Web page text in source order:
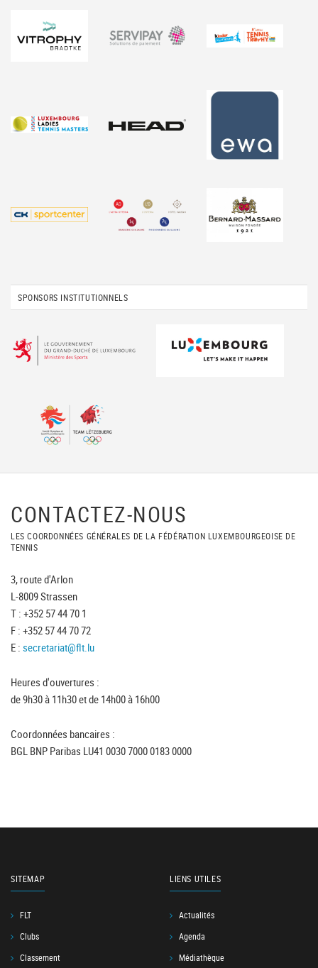
SPONSORS INSTITUTIONNELS
CONTACTEZ-NOUS
LES COORDONNÉES GÉNÉRALES DE LA FÉDÉRATION LUXEMBOURGEOISE DE
TENNIS
3, route d'Arlon
L-8009 Strassen
T : +352 57 44 70 1
F : +352 57 44 70 72
E : secretariat@flt.lu
Heures d'ouvertures :
de 9h30 à 11h30 et de 14h00 à 16h00
Coordonnées bancaires :
BGL BNP Paribas LU41 0030 7000 0183 0000
SITEMAP
FLT
Clubs
Classement
LIENS UTILES
Actualités
Agenda
Médiathèque